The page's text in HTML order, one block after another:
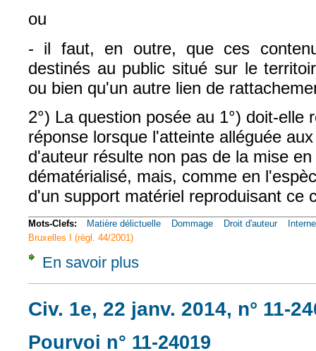
ou
- il faut, en outre, que ces
destinés au public situé sur le
ou bien qu'un autre lien de
2°) La question posée au 1°) doit-elle
réponse lorsque l'atteinte alléguée
d'auteur résulte non pas de la mise
dématérialisé, mais, comme en
d'un support matériel reproduisant ce
Mots-Clefs: Matière délictuelle Dommage Droit d'auteur
Bruxelles I (règl. 44/2001)
En savoir plus
Civ. 1e, 22 janv. 2014, n° 11-
Pourvoi n° 11-24019